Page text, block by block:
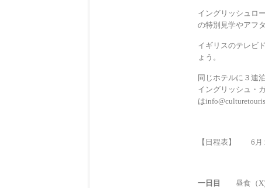
イングリッシュロ
の特別見学やアフ
イギリスのテレビ
ょう。
同じホテルに３連
イングリッシュ・
は
【日程表】 6月
一日目 昼食（X)